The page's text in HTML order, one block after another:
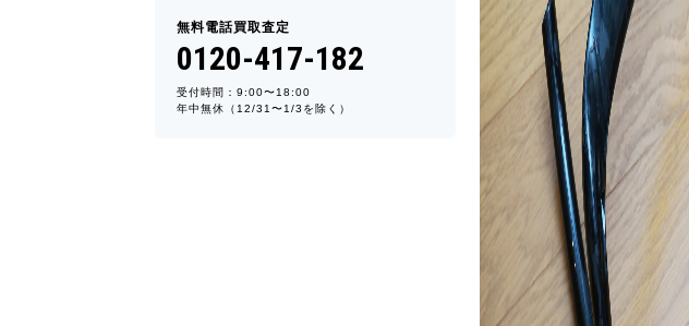
無料電話買取査定
0120-417-182
受付時間：9:00〜18:00
年中無休（12/31〜1/3を除く）